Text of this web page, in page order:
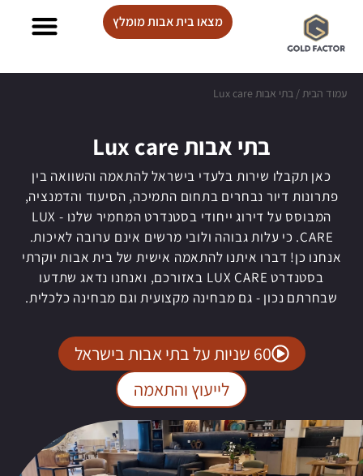
מצאו בית אבות מומלץ
עמוד הבית/ בתי אבות Lux care
בתי אבות Lux care
כאן תקבלו שירות בלעדי בישראל להתאמה והשוואה בין
פתרונות דיור נבחרים בתחום התמיכה, הסיעוד והדמנציה,
המבוסס על דירוג ייחודי בסטנדרט המחמיר שלנו - LUX
CARE. כי עלות גבוהה ולובי מרשים אינם ערובה לאיכות.
אנחנו כן! דברו איתנו להתאמה אישית של בית אבות יוקרתי
בסטנדרט LUX CARE באזורכם, ואנחנו נדאג שתדעו
שבחרתם נכון - גם מבחינה מקצועית וגם מבחינה כלכלית.
60 שניות על בתי אבות בישראל
לייעוץ והתאמה